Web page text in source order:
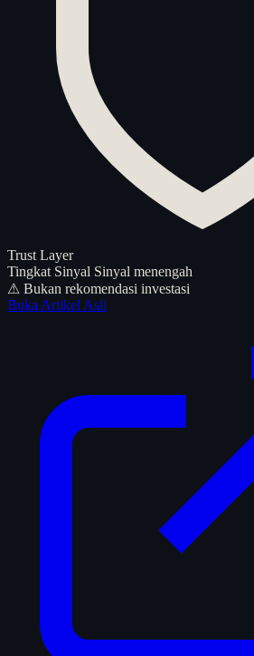
Trust Layer
Tingkat Sinyal Sinyal menengah
⚠ Bukan rekomendasi investasi
Buka Artikel Asli